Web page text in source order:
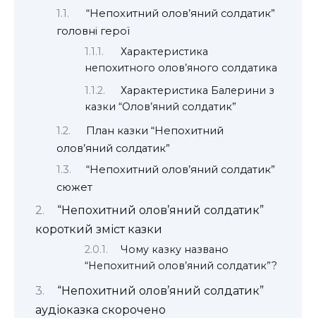
“Непохитний олов’яний солдатик”
головні герої
Характеристика
непохитного олов’яного солдатика
Характеристика Балерини з
казки “Олов’яний солдатик”
План казки “Непохитний
олов’яний солдатик”
“Непохитний олов’яний солдатик”
сюжет
“Непохитний олов’яний солдатик”
короткий зміст казки
Чому казку названо
“Непохитний олов’яний солдатик”?
“Непохитний олов’яний солдатик”
аудіоказка скорочено